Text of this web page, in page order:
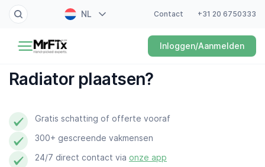
NL
FR
ES
Contact +31 20 6750333
Inloggen/Aanmelden
Schilder
Elektricien
Loodgieter
Slotenmaker
Radiator plaatsen?
Gratis schatting of offerte vooraf
300+ gescreende vakmensen
24/7 direct contact via onze app